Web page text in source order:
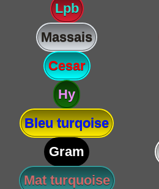
Lpb
Massais
Cesar
Hy
Bleu turqoise
Gram
Mat turquoise